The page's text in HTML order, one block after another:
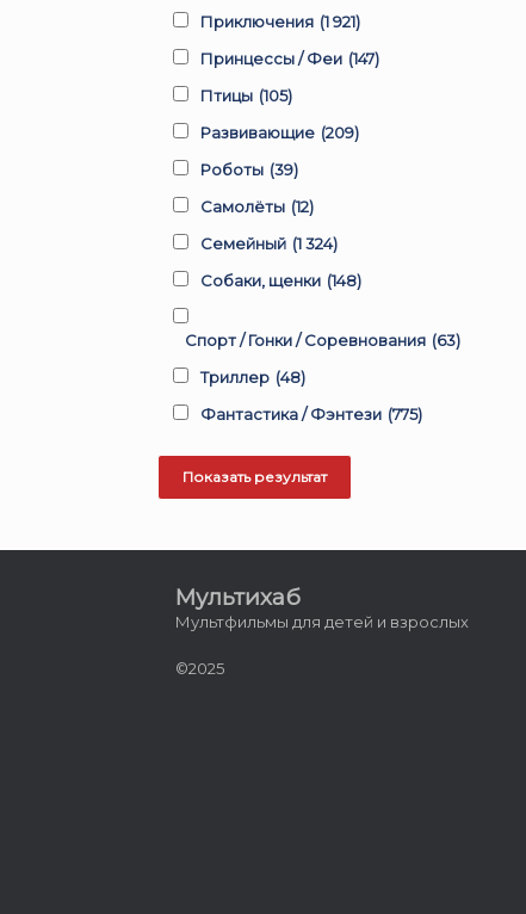
Приключения (1 921)
Принцессы / Феи (147)
Птицы (105)
Развивающие (209)
Роботы (39)
Самолёты (12)
Семейный (1 324)
Собаки, щенки (148)
Спорт / Гонки / Соревнования (63)
Триллер (48)
Фантастика / Фэнтези (775)
Мультихаб
Мультфильмы для детей и взрослых
©2025